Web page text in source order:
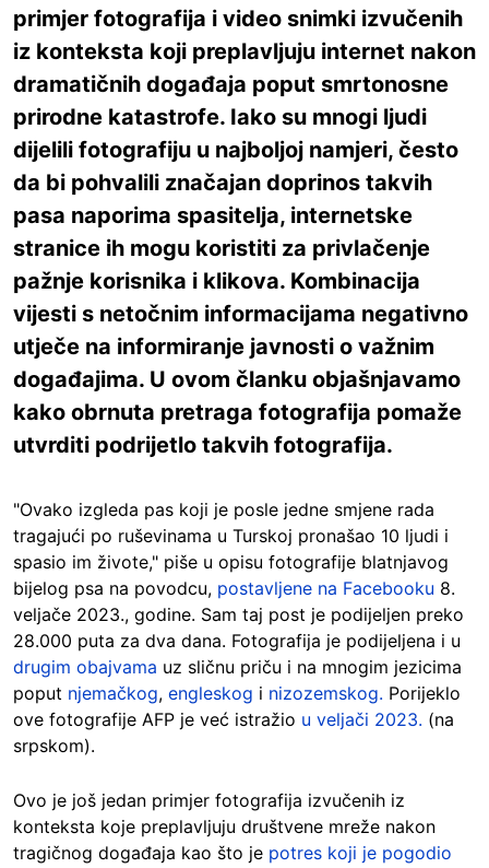
primjer fotografija i video snimki izvučenih
iz konteksta koji preplavljuju internet nakon
dramatičnih događaja poput smrtonosne
prirodne katastrofe. Iako su mnogi ljudi
dijelili fotografiju u najboljoj namjeri, često
da bi pohvalili značajan doprinos takvih
pasa naporima spasitelja, internetske
stranice ih mogu koristiti za privlačenje
pažnje korisnika i klikova. Kombinacija
vijesti s netočnim informacijama negativno
utječe na informiranje javnosti o važnim
događajima. U ovom članku objašnjavamo
kako obrnuta pretraga fotografija pomaže
utvrditi podrijetlo takvih fotografija.
"Ovako izgleda pas koji je posle jedne smjene rada
tragajući po ruševinama u Turskoj pronašao 10 ljudi i
spasio im živote," piše u opisu fotografije blatnjavog
bijelog psa na povodcu, postavljene na Facebooku 8.
veljače 2023., godine. Sam taj post je podijeljen preko
28.000 puta za dva dana. Fotografija je podijeljena i u
drugim obajvama uz sličnu priču i na mnogim jezicima
poput njemačkog, engleskog i nizozemskog. Porijeklo
ove fotografije AFP je već istražio u veljači 2023. (na
srpskom).
Ovo je još jedan primjer fotografija izvučenih iz
konteksta koje preplavljuju društvene mreže nakon
tragičnog događaja kao što je potres koji je pogodio